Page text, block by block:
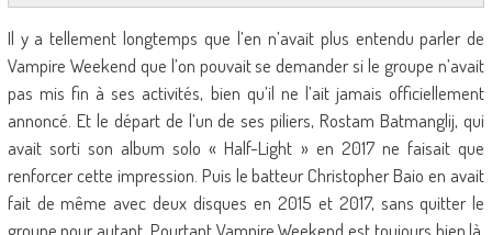
Il y a tellement longtemps que l’en n’avait plus entendu parler de
Vampire Weekend que l’on pouvait se demander si le groupe n’avait
pas mis fin à ses activités, bien qu’il ne l’ait jamais officiellement
annoncé. Et le départ de l’un de ses piliers, Rostam Batmanglij, qui
avait sorti son album solo « Half-Light » en 2017 ne faisait que
renforcer cette impression. Puis le batteur Christopher Baio en avait
fait de même avec deux disques en 2015 et 2017, sans quitter le
groupe pour autant. Pourtant Vampire Weekend est toujours bien là,